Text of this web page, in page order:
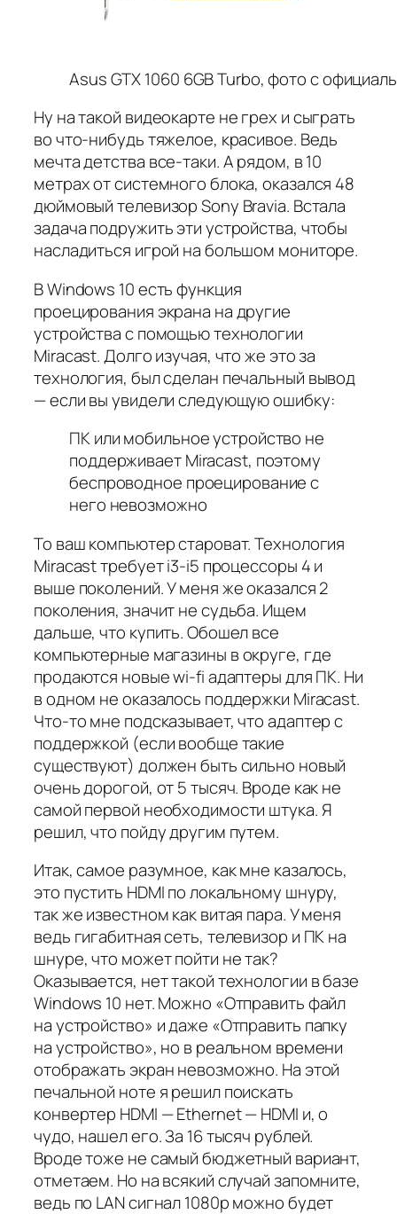
Asus GTX 1060 6GB Turbo, фото с
Ну на такой видеокарте не грех и сыграть
во что-нибудь тяжелое, красивое. Ведь
мечта детства все-таки. А рядом, в 10
метрах от системного блока, оказался 48
дюймовый телевизор Sony Bravia. Встала
задача подружить эти устройства, чтобы
насладиться игрой на большом мониторе.
В Windows 10 есть функция
проецирования экрана на другие
устройства с помощью технологии
Miracast. Долго изучая, что же это за
технология, был сделан печальный вывод
— если вы увидели следующую ошибку:
ПК или мобильное устройство не
поддерживает Miracast, поэтому
беспроводное проецирование с
него невозможно
То ваш компьютер староват. Технология
Miracast требует i3-i5 процессоры 4 и
выше поколений. У меня же оказался 2
поколения, значит не судьба. Ищем
дальше, что купить. Обошел все
компьютерные магазины в округе, где
продаются новые wi-fi адаптеры для ПК. Ни
в одном не оказалось поддержки Miracast.
Что-то мне подсказывает, что адаптер с
поддержкой (если вообще такие
существуют) должен быть сильно новый
очень дорогой, от 5 тысяч. Вроде как не
самой первой необходимости штука. Я
решил, что пойду другим путем.
Итак, самое разумное, как мне казалось,
это пустить HDMI по локальному шнуру,
так же известном как витая пара. У меня
ведь гигабитная сеть, телевизор и ПК на
шнуре, что может пойти не так?
Оказывается, нет такой технологии в базе
Windows 10 нет. Можно «Отправить файл
на устройство» и даже «Отправить папку
на устройство», но в реальном времени
отображать экран невозможно. На этой
печальной ноте я решил поискать
конвертер HDMI — Ethernet — HDMI и, о
чудо, нашел его. За 16 тысяч рублей.
Вроде тоже не самый бюджетный вариант,
отметаем. Но на всякий случай запомните,
ведь по LAN сигнал 1080p можно будет